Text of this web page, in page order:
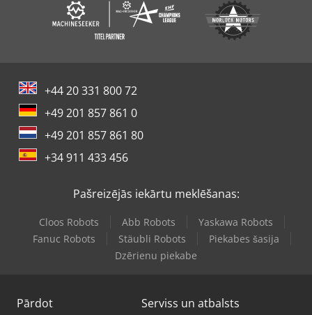
+44 20 331 800 72
+49 201 857 861 0
+49 201 857 861 80
+34 911 433 456
Pašreizējās iekārtu meklēšanas:
Cloos Robots Abb Robots
Yaskawa Robots
Fanuc Robots
Stäubli Robots
Piekabes šasija
Dzērienu piekabe
Pārdot Serviss un atbalsts